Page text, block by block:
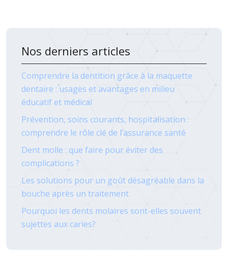
Nos derniers articles
Comprendre la dentition grâce à la maquette
dentaire : usages et avantages en milieu
éducatif et médical
Prévention, soins courants, hospitalisation :
comprendre le rôle clé de l’assurance santé
Dent molle : que faire pour éviter des
complications ?
Les solutions pour un goût désagréable dans la
bouche après un traitement
Pourquoi les dents molaires sont-elles souvent
sujettes aux caries?